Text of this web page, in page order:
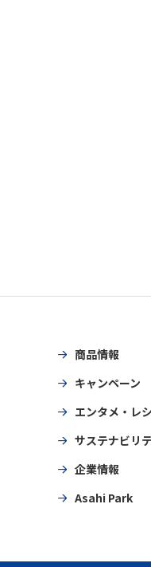
商品情報
キャンペーン
エンタメ・レ
サステナビリ
企業情報
Asahi Park